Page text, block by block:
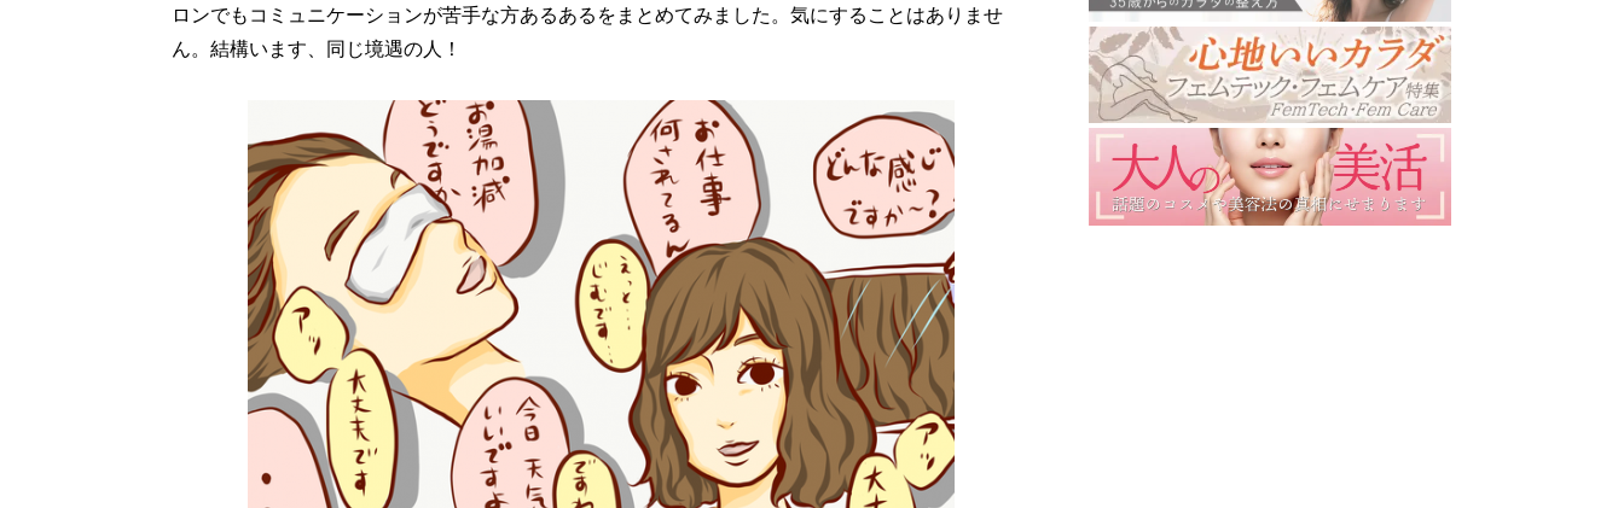
ロンでもコミュニケーションが苦手な方あるあるをまとめてみました。気にすることはありませ
ん。結構います、同じ境遇の人！